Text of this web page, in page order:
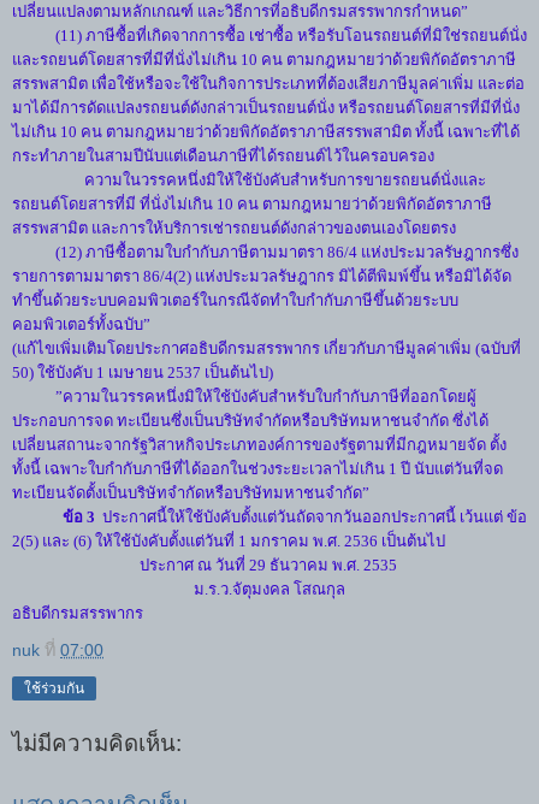
เปลี่ยนแปลงตามหลักเกณฑ์ และวิธีการที่อธิบดีกรมสรรพากรกำหนด”
(11) ภาษีซื้อที่เกิดจากการซื้อ เช่าซื้อ หรือรับโอนรถยนต์ที่มิใช่รถยนต์นั่ง
และรถยนต์โดยสารที่มีที่นั่งไม่เกิน 10 คน ตามกฎหมายว่าด้วยพิกัดอัตราภาษี
สรรพสามิต เพื่อใช้หรือจะใช้ในกิจการประเภทที่ต้องเสียภาษีมูลค่าเพิ่ม และต่อ
มาได้มีการดัดแปลงรถยนต์ดังกล่าวเป็นรถยนต์นั่ง หรือรถยนต์โดยสารที่มีที่นั่ง
ไม่เกิน 10 คน ตามกฎหมายว่าด้วยพิกัดอัตราภาษีสรรพสามิต ทั้งนี้ เฉพาะที่ได้
กระทำภายในสามปีนับแต่เดือนภาษีที่ได้รถยนต์ไว้ในครอบครอง
ความในวรรคหนึ่งมิให้ใช้บังคับสำหรับการขายรถยนต์นั่งและ
รถยนต์โดยสารที่มี ที่นั่งไม่เกิน 10 คน ตามกฎหมายว่าด้วยพิกัดอัตราภาษี
สรรพสามิต และการให้บริการเช่ารถยนต์ดังกล่าวของตนเองโดยตรง
(12) ภาษีซื้อตามใบกำกับภาษีตามมาตรา 86/4 แห่งประมวลรัษฎากรซึ่ง
รายการตามมาตรา 86/4(2) แห่งประมวลรัษฎากร มิได้ตีพิมพ์ขึ้น หรือมิได้จัด
ทำขึ้นด้วยระบบคอมพิวเตอร์ในกรณีจัดทำใบกำกับภาษีขึ้นด้วยระบบ
คอมพิวเตอร์ทั้งฉบับ”
(แก้ไขเพิ่มเติมโดยประกาศอธิบดีกรมสรรพากร เกี่ยวกับภาษีมูลค่าเพิ่ม (ฉบับที่
50) ใช้บังคับ 1 เมษายน 2537 เป็นต้นไป)
”ความในวรรคหนึ่งมิให้ใช้บังคับสำหรับใบกำกับภาษีที่ออกโดยผู้
ประกอบการจด ทะเบียนซึ่งเป็นบริษัทจำกัดหรือบริษัทมหาชนจำกัด ซึ่งได้
เปลี่ยนสถานะจากรัฐวิสาหกิจประเภทองค์การของรัฐตามที่มีกฎหมายจัด ตั้ง
ทั้งนี้ เฉพาะใบกำกับภาษีที่ได้ออกในช่วงระยะเวลาไม่เกิน 1 ปี นับแต่วันที่จด
ทะเบียนจัดตั้งเป็นบริษัทจำกัดหรือบริษัทมหาชนจำกัด”
ข้อ 3 ประกาศนี้ให้ใช้บังคับตั้งแต่วันถัดจากวันออกประกาศนี้ เว้นแต่ ข้อ
2(5) และ (6) ให้ใช้บังคับตั้งแต่วันที่ 1 มกราคม พ.ศ. 2536 เป็นต้นไป
ประกาศ ณ วันที่ 29 ธันวาคม พ.ศ. 2535
ม.ร.ว.จัตุมงคล โสณกุล
อธิบดีกรมสรรพากร
nuk ที่ 07:00
ใช้ร่วมกัน
ไม่มีความคิดเห็น: